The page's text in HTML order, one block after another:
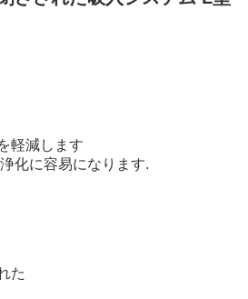
軽減します
化に容易になります.
た